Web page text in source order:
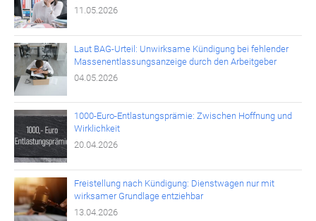
11.05.2026
Laut BAG-Urteil: Unwirksame Kündigung bei fehlender
Massenentlassungsanzeige durch den Arbeitgeber
04.05.2026
1000-Euro-Entlastungsprämie: Zwischen Hoffnung und
Wirklichkeit
20.04.2026
Freistellung nach Kündigung: Dienstwagen nur mit
wirksamer Grundlage entziehbar
13.04.2026